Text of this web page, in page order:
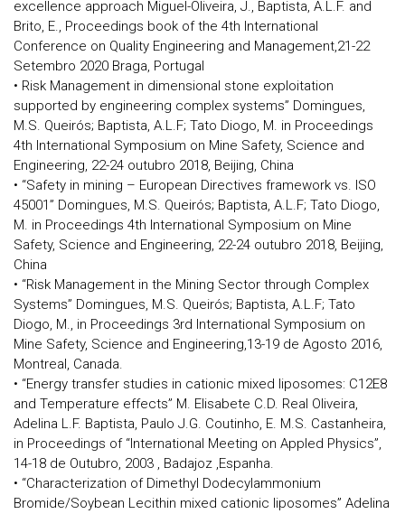
excellence approach Miguel-Oliveira, J., Baptista, A.L.F. and
Brito, E., Proceedings book of the 4th International
Conference on Quality Engineering and Management,21-22
Setembro 2020 Braga, Portugal
• Risk Management in dimensional stone exploitation
supported by engineering complex systems” Domingues,
M.S. Queirós; Baptista, A.L.F; Tato Diogo, M. in Proceedings
4th International Symposium on Mine Safety, Science and
Engineering, 22-24 outubro 2018, Beijing, China
• “Safety in mining – European Directives framework vs. ISO
45001” Domingues, M.S. Queirós; Baptista, A.L.F; Tato Diogo,
M. in Proceedings 4th International Symposium on Mine
Safety, Science and Engineering, 22-24 outubro 2018, Beijing,
China
• “Risk Management in the Mining Sector through Complex
Systems” Domingues, M.S. Queirós; Baptista, A.L.F; Tato
Diogo, M., in Proceedings 3rd International Symposium on
Mine Safety, Science and Engineering,13-19 de Agosto 2016,
Montreal, Canada.
• “Energy transfer studies in cationic mixed liposomes: C12E8
and Temperature effects” M. Elisabete C.D. Real Oliveira,
Adelina L.F. Baptista, Paulo J.G. Coutinho, E. M.S. Castanheira,
in Proceedings of “International Meeting on Appled Physics”,
14-18 de Outubro, 2003 , Badajoz ,Espanha.
• “Characterization of Dimethyl Dodecylammonium
Bromide/Soybean Lecithin mixed cationic liposomes” Adelina